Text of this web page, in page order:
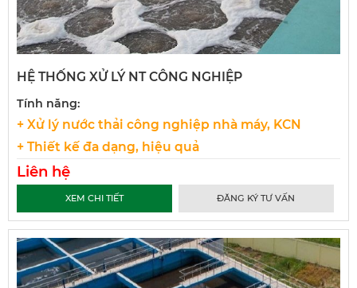
HỆ THỐNG XỬ LÝ NT CÔNG NGHIỆP
Tính năng:
+ Xử lý nước thải công nghiệp nhà máy, KCN
+ Thiết kế đa dạng, hiệu quả
Liên hệ
XEM CHI TIẾT ĐĂNG KÝ TƯ VẤN